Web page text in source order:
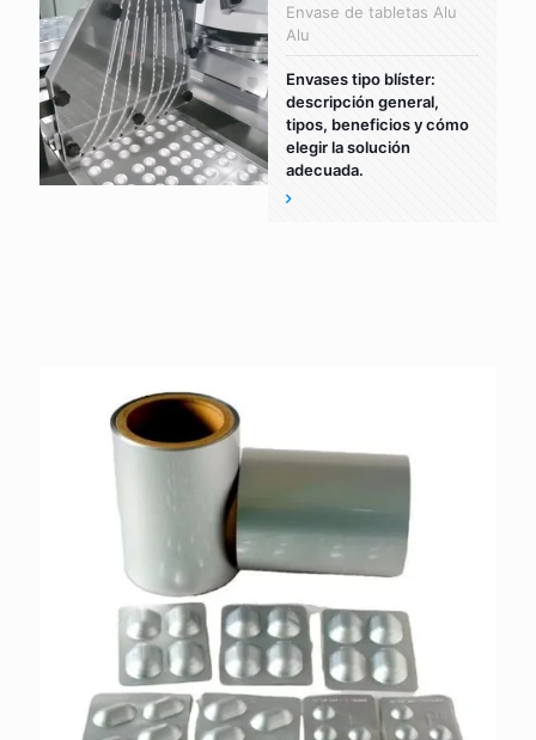
Envase de tabletas Alu
Alu
Envases tipo blíster:
descripción general,
tipos, beneficios y cómo
elegir la solución
adecuada.